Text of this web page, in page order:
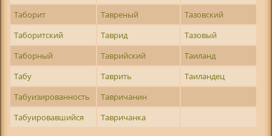
Таборит
Тавреный
Тазовский
Таборитский
Таврид
Тазовый
Таборный
Таврийский
Таиланд
Табу
Таврить
Таиландец
Табуизированность
Тавричанин
Табуировавшийся
Тавричанка